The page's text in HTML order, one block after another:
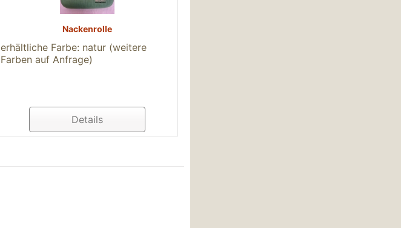
Nackenrolle
erhältliche Farbe: natur (weitere
Farben auf Anfrage)
Details